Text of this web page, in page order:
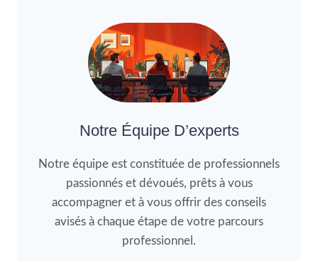
Notre Équipe D’experts
Notre équipe est constituée de professionnels
passionnés et dévoués, prêts à vous
accompagner et à vous offrir des conseils
avisés à chaque étape de votre parcours
professionnel.